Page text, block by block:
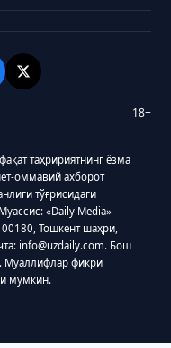
18+
таҳририятнинг ёзма
оммавий ахборот
тўғрисидаги
«Daily Media»
Тошкент шаҳри,
info@uzdaily.com. Бош
Муаллифлар фикри
мумкин.